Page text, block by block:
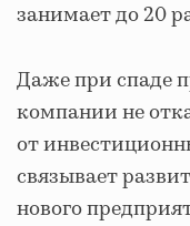
занимает до 20
Даже при спаде
компании не
от
связывает
нового